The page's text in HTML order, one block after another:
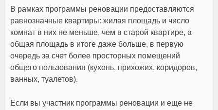
В рамках программы реновации предоставляются
равнозначные квартиры: жилая площадь и число
комнат в них не меньше, чем в старой квартире, а
общая площадь в итоге даже больше, в первую
очередь за счет более просторных помещений
общего пользования (кухонь, прихожих, коридоров,
ванных, туалетов).
Если вы участник программы реновации и еще не